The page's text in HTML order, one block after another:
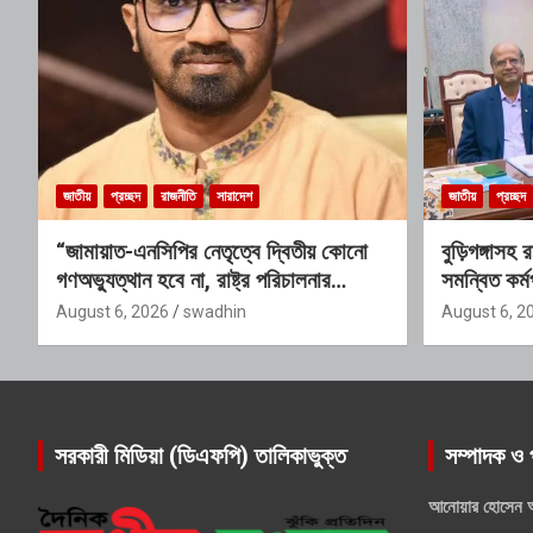
জাতীয় প্রচ্ছদ রাজনীতি সারাদেশ
“জামায়াত-এনসিপির নেতৃত্বে দ্বিতীয় কোনো
গণঅভ্যুত্থান হবে না, রাষ্ট্র পরিচালনার
যোগ্যতাও তাদের নেই”: রাশেদ খাঁনের
August 6, 2026 swadhin
জাতীয় প্রচ্ছদ
বুড়িগঙ্গাসহ
সমন্বিত
গঠিত হচ্ছে
August 6,
সরকারী মিডিয়া (ডিএফপি) তালিকাভুক্ত সম্পাদক ও
আনোয়ার হোসেন